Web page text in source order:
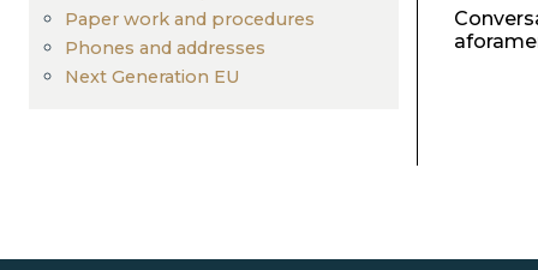
Paper work and procedures
Phones and addresses
Next Generation EU